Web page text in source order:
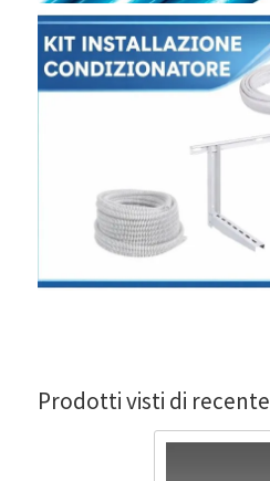
Prodotti visti di recente